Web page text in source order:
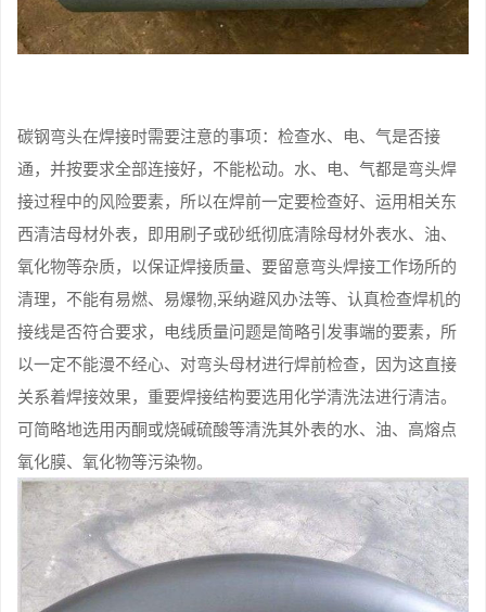
碳钢弯头在焊接时需要注意的事项：检查水、电、气是否接
通，并按要求全部连接好，不能松动。水、电、气都是弯头焊
接过程中的风险要素，所以在焊前一定要检查好、运用相关东
西清洁母材外表，即用刷子或砂纸彻底清除母材外表水、油、
氧化物等杂质，以保证焊接质量、要留意弯头焊接工作场所的
清理，不能有易燃、易爆物,采纳避风办法等、认真检查焊机的
接线是否符合要求，电线质量问题是简略引发事端的要素，所
以一定不能漫不经心、对弯头母材进行焊前检查，因为这直接
关系着焊接效果，重要焊接结构要选用化学清洗法进行清洁。
可简略地选用丙酮或烧碱硫酸等清洗其外表的水、油、高熔点
氧化膜、氧化物等污染物。